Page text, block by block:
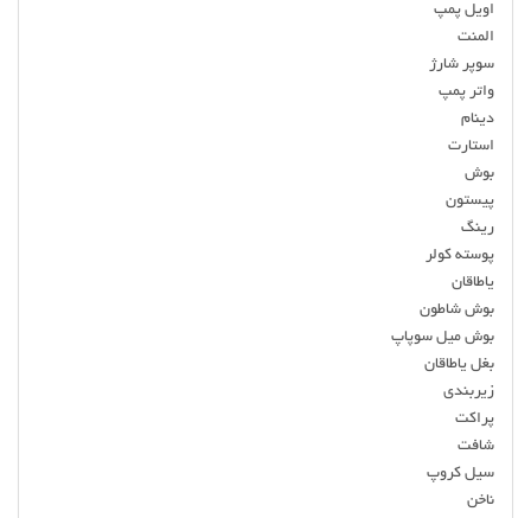
اویل پمپ
المنت
سوپر شارژ
واتر پمپ
دینام
استارت
بوش
پیستون
رینگ
پوسته کولر
یاطاقان
بوش شاطون
بوش میل سوپاپ
بغل یاطاقان
زیربندی
پراکت
شافت
سیل کروپ
ناخن